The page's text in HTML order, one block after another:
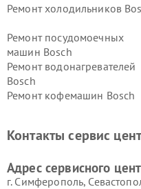
Ремонт холодильников
Ремонт посудомоечных
машин Bosch
Ремонт водонагревателей
Bosch
Ремонт кофемашин Bosch
Ремонт сушильных
Контакты сервис
Адрес сервисного
г. Симферополь,